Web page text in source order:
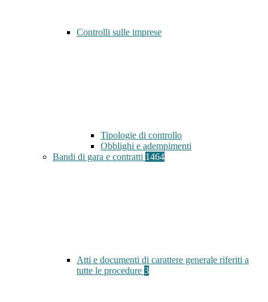
Controlli sulle imprese
Tipologie di controllo
Obblighi e adempimenti
Bandi di gara e contratti 1464
Atti e documenti di carattere generale riferiti a
tutte le procedure 3